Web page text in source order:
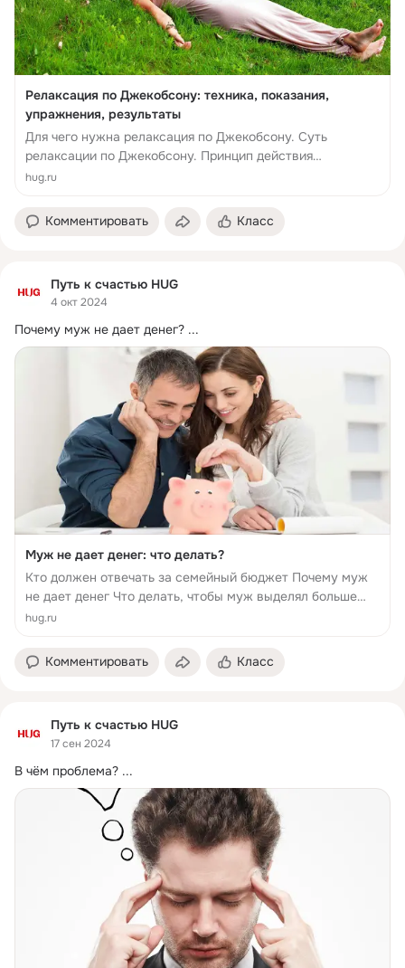
Релаксация по Джекобсону: техника, показания,
упражнения, результаты
Для чего нужна релаксация по Джекобсону. Суть
релаксации по Джекобсону. Принцип действия
релаксации по Джекобсону. Показания к релаксации по
hug.ru
Комментировать Класс
Путь к счастью HUG
4 окт 2024
Почему муж не дает денег? ...
Муж не дает денег: что делать?
Кто должен отвечать за семейный бюджет Почему муж
не дает денег Что делать, чтобы муж выделял больше
средств 5 идей дополнительного заработка для женщин
hug.ru
Комментировать Класс
Путь к счастью HUG
17 сен 2024
В чём проблема? ...